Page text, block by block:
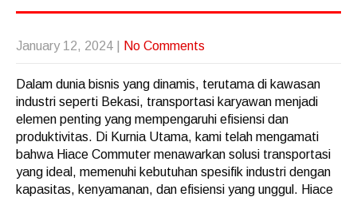
January 12, 2024 No Comments
Dalam dunia bisnis yang dinamis, terutama di kawasan
industri seperti Bekasi, transportasi karyawan menjadi
elemen penting yang mempengaruhi efisiensi dan
produktivitas. Di Kurnia Utama, kami telah mengamati
bahwa Hiace Commuter menawarkan solusi transportasi
yang ideal, memenuhi kebutuhan spesifik industri dengan
kapasitas, kenyamanan, dan efisiensi yang unggul. Hiace